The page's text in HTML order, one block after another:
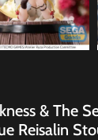
& The
Reisalin